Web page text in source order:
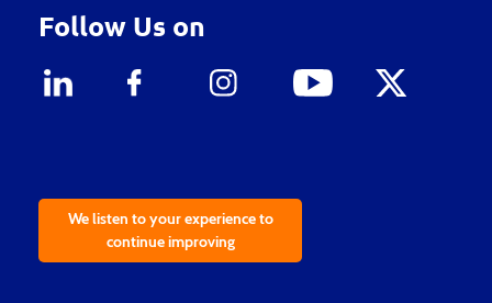
Follow Us on
We listen to your experience to
continue improving